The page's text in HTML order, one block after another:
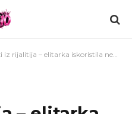
– elitarka iskoristila nepažnju ostalih kako bi pobegla iz programa: Stiglo obaveštenje